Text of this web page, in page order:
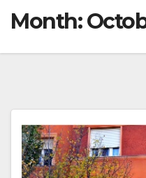
Month: